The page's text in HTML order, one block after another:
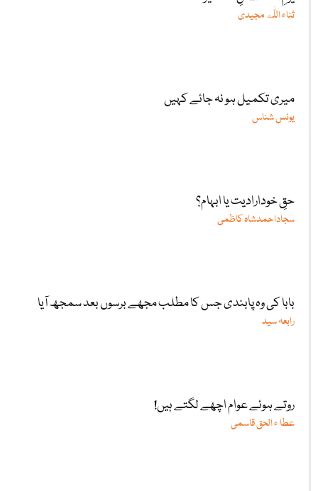
ثناء اللّٰه مجیدی
میری تکمیل ہو نہ جائے کہیں
یونس شناس
حقِ خودارادیت یا ابہام؟
سجاداحمدشاہ کاظمی
بابا کی وہ پابندی جس کا مطلب مجھے برسوں بعد سمجھ آیا
رابعہ سید
روتے ہوئے عوام اچھے لگتے ہیں!
عطا ء الحق قاسمی